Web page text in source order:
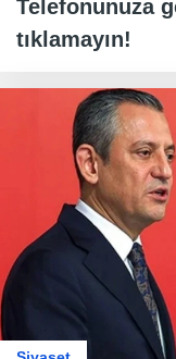
Telefonunuza
tıklamayın!